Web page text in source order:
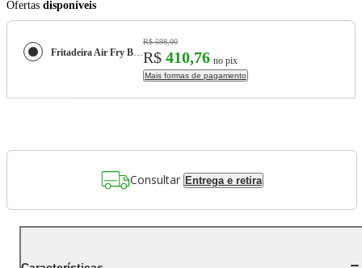
Ofertas disponíveis
Fritadeira Air Fry Britânia 4,1 Litros Preta BFR10PI – 220 Volts
R$ 598,00
R$ 410,76 no pix
Mais formas de pagamento
Consultar Entrega e retira